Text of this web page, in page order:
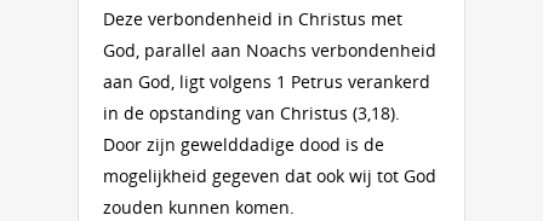
Deze verbondenheid in Christus met
God, parallel aan Noachs verbondenheid
aan God, ligt volgens 1 Petrus verankerd
in de opstanding van Christus (3,18).
Door zijn gewelddadige dood is de
mogelijkheid gegeven dat ook wij tot God
zouden kunnen komen.